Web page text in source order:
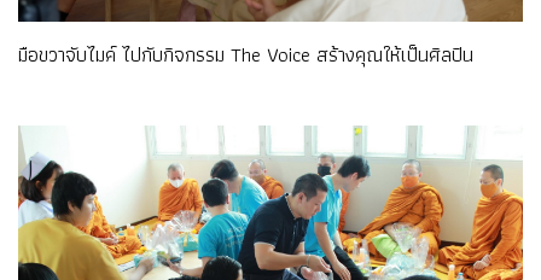
มือขวาจับไมค์ ไปกับกิจกรรม The Voice สร้างคุณให้เป็นศิลปิน